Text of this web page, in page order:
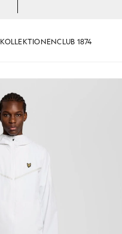
KOLLEKTIONENCLUB 1874